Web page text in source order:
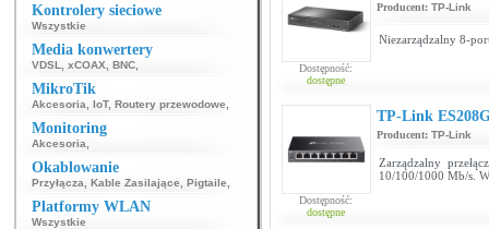
Kontrolery sieciowe
Wszystkie
Media konwertery
VDSL xCOAX BNC
MikroTik
Akcesoria IoT, Routery przewodowe
Monitoring
Akcesoria
Okablowanie
Przyłącza Kable Zasilające Pigtaile
Platformy WLAN
Wszystkie
Dostępność:
dostępne
Producent: TP-Link
Niezarządzalny 8-
Dostępność:
dostępne
TP-Link
Producent: TP-Link
Zarządzalny
10/100/1000 Mb/s.